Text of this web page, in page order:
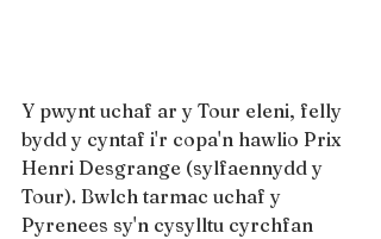
Y pwynt uchaf ar y Tour eleni, felly
bydd y cyntaf i'r copa'n hawlio Prix
Henri Desgrange (sylfaennydd y
Tour). Bwlch tarmac uchaf y
Pyrenees sy'n cysylltu cyrchfan